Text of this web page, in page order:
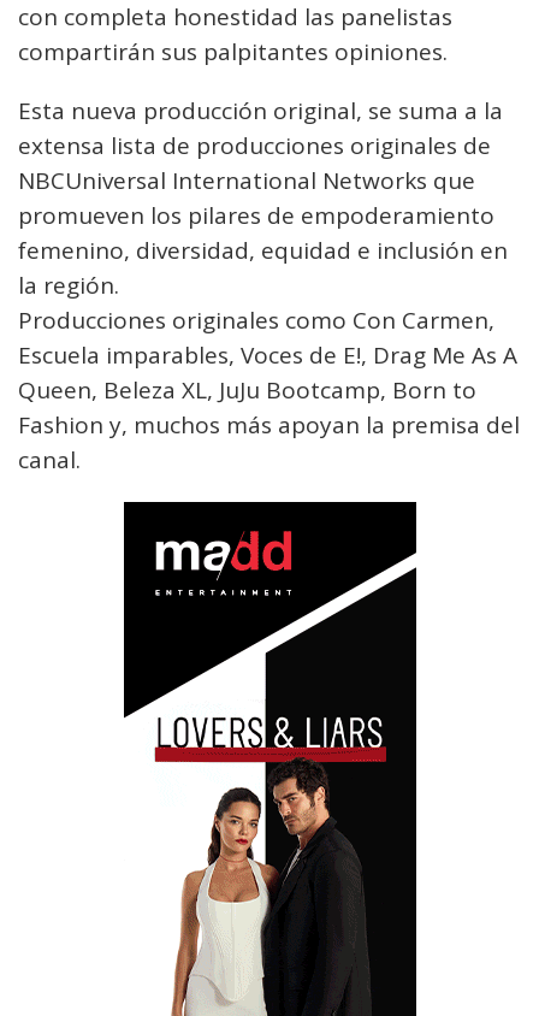
con completa honestidad las panelistas
compartirán sus palpitantes opiniones.
Esta nueva producción original, se suma a la
extensa lista de producciones originales de
NBCUniversal International Networks que
promueven los pilares de empoderamiento
femenino, diversidad, equidad e inclusión en
la región.
Producciones originales como Con Carmen,
Escuela imparables, Voces de E!, Drag Me As A
Queen, Beleza XL, JuJu Bootcamp, Born to
Fashion y, muchos más apoyan la premisa del
canal.